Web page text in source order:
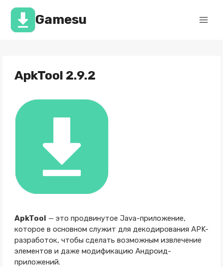
Перейти
содержимомуGamesu
ApkTool 2.9.2
ApkTool — это продвинутое Java-приложение,
которое в основном служит для декодирования APK-
разработок, чтобы сделать возможным извлечение
элементов и даже модификацию Андроид-
приложений.